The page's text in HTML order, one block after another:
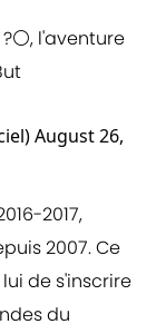
l'aventure
August 26,
2017,
2007. Ce
de s'inscrire
du